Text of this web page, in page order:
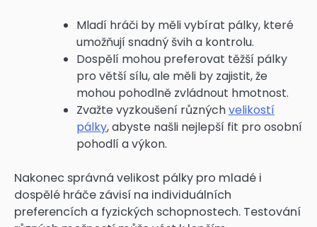
Mladí hráči by měli vybírat pálky, které
umožňují snadný švih a kontrolu.
Dospělí mohou preferovat těžší pálky
pro větší sílu, ale měli by zajistit, že
mohou pohodlně zvládnout hmotnost.
Zvažte vyzkoušení různýchvelikostí
pálky, abyste našli nejlepší fit pro osobní
pohodlí a výkon.
Nakonec správná velikost pálky pro mladé i
dospělé hráče závisí na individuálních
preferencích a fyzických schopnostech. Testování